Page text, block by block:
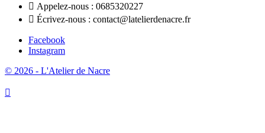
 Appelez-nous : 0685320227
 Écrivez-nous : contact@latelierdenacre.fr
Facebook
Instagram
© 2026 - L'Atelier de Nacre
